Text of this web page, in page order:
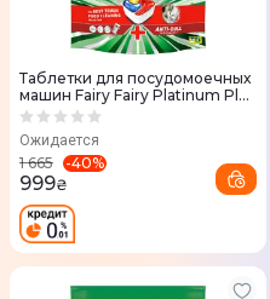
Таблетки для посудомоечных
машин Fairy Fairy Platinum Plus
Все в одном 84 шт
Ожидается
1 665 -40%
999₴